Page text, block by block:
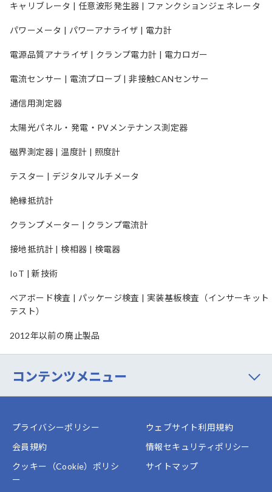
キャリブレータ | 任意波形発生器 | ファンクションジェネレータ
パワーメータ | パワーアナライザ | 電力計
電源品質アナライザ | クランプ電力計 | 電力ロガー
電流センサー | 電流プローブ | 非接触CANセンサー
通信用測定器
太陽光パネル・発電・PVメンテナンス測定器
磁界測定器 | 温度計 | 照度計
テスター | デジタルマルチメータ
絶縁抵抗計
クランプメーター | クランプ電流計
接地抵抗計 | 検相器 | 検電器
IoT | 新技術
ベアボード検査 | パッケージ検査 | 実装基板検査（インサーキット
テスト）
2012年以前の廃止製品
コンテンツメニュー
プライバシーポリシー
ウェブサイト利用規約
会員規約
情報セキュリティポリシー
クッキー（Cookie）ポリシ
ー
サイトマップ